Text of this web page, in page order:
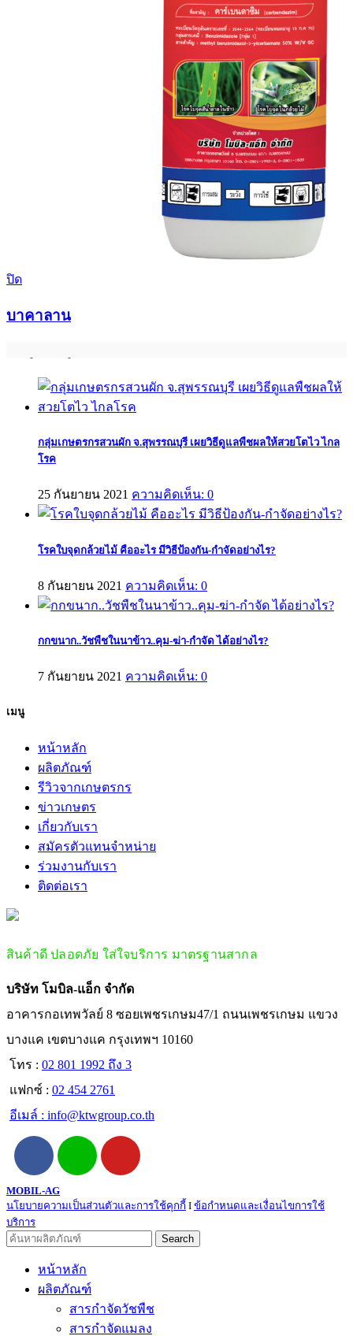
ปิด
บาคาลาน
กลุ่มเกษตรกรสวนผัก จ.สุพรรณบุรี เผยวิธีดูแลพืชผลให้สวยโตไว ไกล
โรค
25 กันยายน 2021 ความคิดเห็น: 0
โรคใบจุดกล้วยไม้ คืออะไร มีวิธีป้องกัน-กำจัดอย่างไร?
8 กันยายน 2021 ความคิดเห็น: 0
กกขนาก..วัชพืชในนาข้าว..คุม-ฆ่า-กำจัด ได้อย่างไร?
7 กันยายน 2021 ความคิดเห็น: 0
เมนู
หน้าหลัก
ผลิตภัณฑ์
รีวิวจากเกษตรกร
ข่าวเกษตร
เกี่ยวกับเรา
สมัครตัวแทนจำหน่าย
ร่วมงานกับเรา
ติดต่อเรา
สินค้าดี ปลอดภัย ใส่ใจบริการ มาตรฐานสากล
บริษัท โมบิล-แอ็ก จำกัด
อาคารกอเทพวัลย์ 8 ซอยเพชรเกษม47/1 ถนนเพชรเกษม แขวง
บางแค เขตบางแค กรุงเทพฯ 10160
โทร : 02 801 1992 ถึง 3
แฟกซ์ : 02 454 2761
อีเมล์ : info@ktwgroup.co.th
MOBIL-AG
นโยบายความเป็นส่วนตัวและการใช้คุกกี้ I ข้อกำหนดและเงื่อนไขการใช้
บริการ
Search
หน้าหลัก
ผลิตภัณฑ์
สารกำจัดวัชพืช
สารกำจัดแมลง